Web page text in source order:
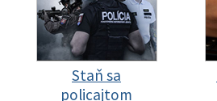
Staň sa
policajtom